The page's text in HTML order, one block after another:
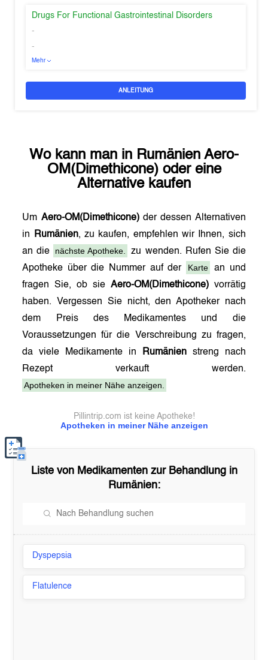
Drugs For Functional Gastrointestinal Disorders
-
-
Mehr
ANLEITUNG
Wo kann man in Rumänien Aero-
OM(Dimethicone)oder eine
Alternative kaufen
Um Aero-OM(Dimethicone)der dessen Alternativen
in
Rumänien, zu kaufen, empfehlen wir Ihnen, sich
an die
nächste Apotheke.
zu wenden. Rufen Sie die
Apotheke über die Nummer auf der
Karte
an und
fragen Sie, ob sie Aero-OM(Dimethicone)vorrätig
haben. Vergessen Sie nicht, den Apotheker nach
dem Preis des Medikamentes und die
Voraussetzungen für die Verschreibung zu fragen,
da viele Medikamente in
Rumänienstreng nach
Rezept verkauft werden.
Apotheken in meiner Nähe anzeigen.
Apotheken in meiner Nähe anzeigen
Pillintrip.com ist keine Apotheke!
Liste von Medikamenten zur Behandlung in
Rumänien:
Dyspepsia
Flatulence